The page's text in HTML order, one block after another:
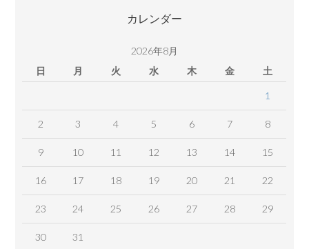
カレンダー
2026年8月
日
月 火 水 木 金 土
1
2 3 4 5 6 7 8
9 10 11 12 13 14 15
16 17 18 19 20 21 22
23 24 25 26 27 28 29
30 31